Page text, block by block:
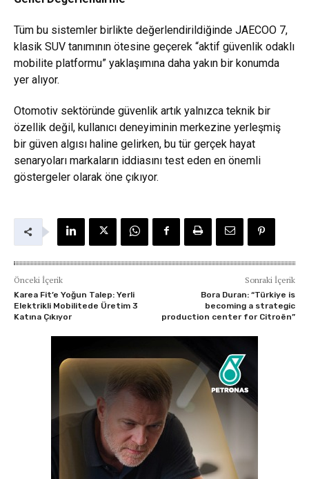
Tüm bu sistemler birlikte değerlendirildiğinde JAECOO 7,
klasik SUV tanımının ötesine geçerek “aktif güvenlik odaklı
mobilite platformu” yaklaşımına daha yakın bir konumda
yer alıyor.
Otomotiv sektöründe güvenlik artık yalnızca teknik bir
özellik değil, kullanıcı deneyiminin merkezine yerleşmiş
bir güven algısı haline gelirken, bu tür gerçek hayat
senaryoları markaların iddiasını test eden en önemli
göstergeler olarak öne çıkıyor.
Önceki İçerik
Karea Fit’e Yoğun Talep: Yerli
Elektrikli Mobilitede Üretim 3
Katına Çıkıyor
Sonraki İçerik
Bora Duran: “Türkiye is
becoming a strategic
production center for Citroën”